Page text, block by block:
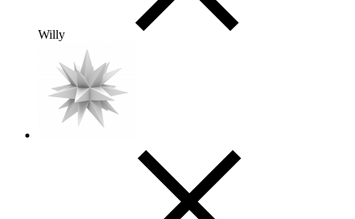
Willy